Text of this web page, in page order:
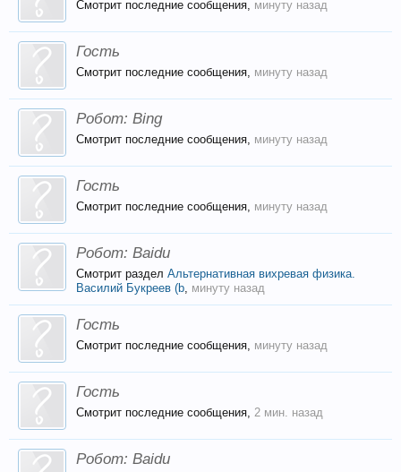
Смотрит последние сообщения, минуту назад
Гость
Смотрит последние сообщения, минуту назад
Робот: Bing
Смотрит последние сообщения, минуту назад
Гость
Смотрит последние сообщения, минуту назад
Робот: Baidu
Смотрит раздел Альтернативная вихревая физика.
Василий Букреев (b, минуту назад
Гость
Смотрит последние сообщения, минуту назад
Гость
Смотрит последние сообщения, 2 мин. назад
Робот: Baidu